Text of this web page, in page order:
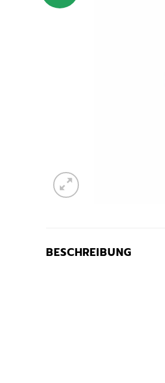
BESCHREIBUNG